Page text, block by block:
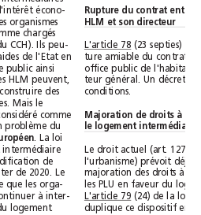
du champ des services d'intérêt écono-
mique général (SIEG). Les organismes
d'un SIEG (art. L 411-2 du CCH). Ils peu-
vent donc bénéficier d'aides de l'Etat en
compensation du service public ainsi
assuré. Or les organismes HLM peuvent,
dans la limite de 10 %, construire des
logements intermédiaires. Mais le
public visé n'étant pas considéré comme
vulnérable, cela pose un problème du
droit européen
. La loi
retire donc le logement intermédiaire
du champ des SIEG (modification de
l'article L 411-2) à compter de 2020. Le
rapport au Sénat précise que les orga-
nismes HLM pourront continuer à inter-
venir dans le domaine du logement
HLM et son directeur
L'article 78
conditions.
L'article 79